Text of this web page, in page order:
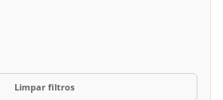
Limpar filtros